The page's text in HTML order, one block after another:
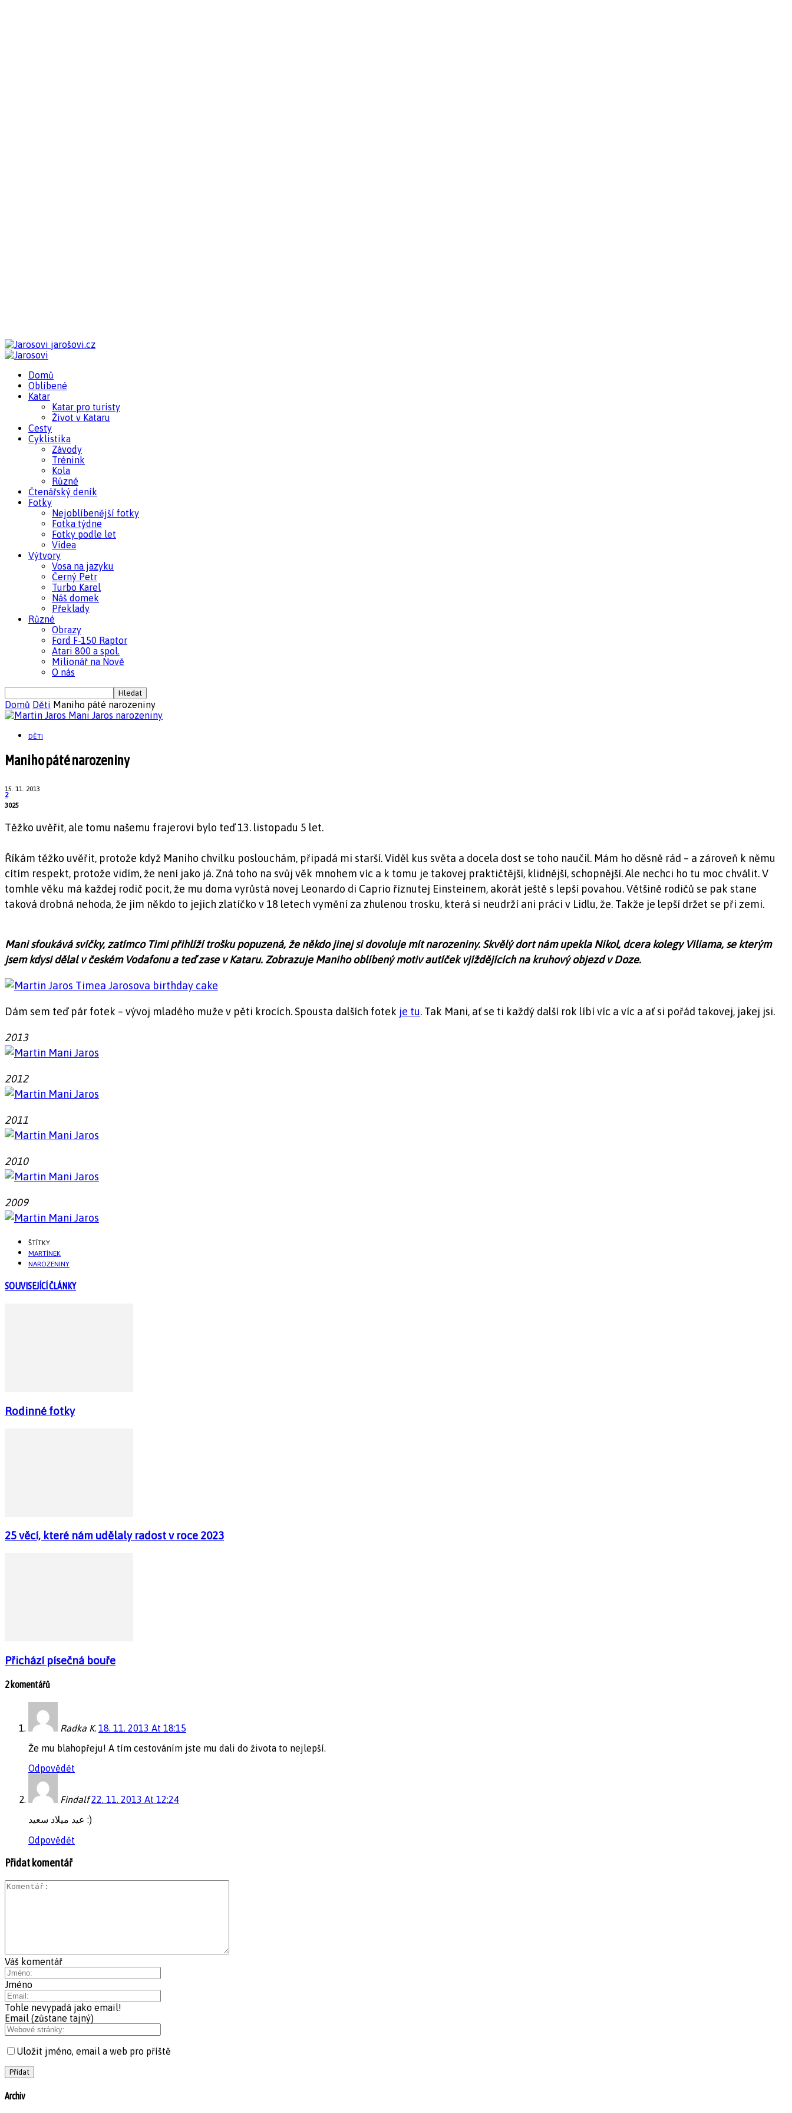
jarošovi.cz
Domů
Oblíbené
Katar
Katar pro turisty
Život v Kataru
Cesty
Cyklistika
Závody
Trénink
Kola
Různé
Čtenářský deník
Fotky
Nejoblíbenější fotky
Fotka týdne
Fotky podle let
Videa
Výtvory
Vosa na jazyku
Černý Petr
Turbo Karel
Náš domek
Překlady
Různé
Obrazy
Ford F-150 Raptor
Atari 800 a spol.
Milionář na Nově
O nás
Domů Děti Maniho páté narozeniny
DĚTI
Maniho páté narozeniny
15. 11. 2013
2
3025
Těžko uvěřit, ale tomu našemu frajerovi bylo teď 13. listopadu 5 let.
Říkám těžko uvěřit, protože když Maniho chvilku poslouchám, připadá mi starší. Viděl kus světa a docela dost se toho naučil. Mám ho děsně rád – a zároveň k němu
cítím respekt, protože vidím, že není jako já. Zná toho na svůj věk mnohem víc a k tomu je takovej praktičtější, klidnější, schopnější. Ale nechci ho tu moc chválit. V
tomhle věku má každej rodič pocit, že mu doma vyrůstá novej Leonardo di Caprio říznutej Einsteinem, akorát ještě s lepší povahou. Většině rodičů se pak stane
taková drobná nehoda, že jim někdo to jejich zlatíčko v 18 letech vymění za zhulenou trosku, která si neudrží ani práci v Lidlu, že. Takže je lepší držet se při zemi.
Mani sfoukává svíčky, zatímco Timi přihlíží trošku popuzená, že někdo jinej si dovoluje mít narozeniny. Skvělý dort nám upekla Nikol, dcera kolegy Viliama, se kterým
jsem kdysi dělal v českém Vodafonu a teď zase v Kataru. Zobrazuje Maniho oblíbený motiv autíček vjíždějících na kruhový objezd v Doze.
Dám sem teď pár fotek – vývoj mladého muže v pěti krocích. Spousta dalších fotek je tu. Tak Mani, ať se ti každý další rok líbí víc a víc a ať si pořád takovej, jakej jsi.
2013
2012
2011
2010
2009
ŠTÍTKY
MARTÍNEK
NAROZENINY
SOUVISEJÍCÍ ČLÁNKY
Rodinné fotky
25 věcí, které nám udělaly radost v roce 2023
Přichází písečná bouře
2 komentářů
Radka K. 18. 11. 2013 At 18:15
Že mu blahopřeju! A tím cestováním jste mu dali do života to nejlepší.
Odpovědět
Findalf 22. 11. 2013 At 12:24
عيد ميلاد سعيد :)
Odpovědět
Přidat komentář
Váš komentář
Jméno
Tohle nevypadá jako email!
Email (zůstane tajný)
Uložit jméno, email a web pro příště
Archiv